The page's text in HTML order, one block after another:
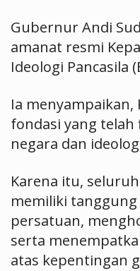
Gubernur Andi
amanat resmi
Ideologi Pancasila
Ia menyampaikan,
fondasi yang telah
negara dan
Karena itu,
memiliki
persatuan,
serta
atas kepentingan